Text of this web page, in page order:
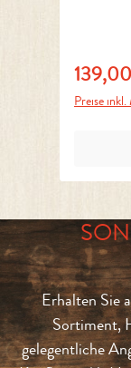
Preise inkl.
Erhalten Sie
Sortiment,
gelegentliche